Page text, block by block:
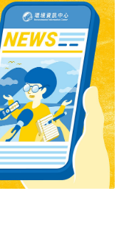
最新的海冰評估，
的生存。」這份報
家認為有非常高的可
熊將減少超過30%」